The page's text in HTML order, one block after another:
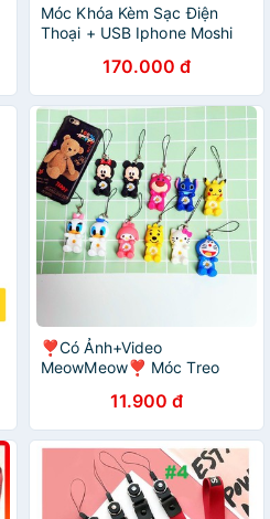
Móc Khóa Kèm Sạc Điện
Thoại + USB Iphone Moshi
Xanh - Moshi Moshi
170.000 đ
❣️Có Ảnh+Video
MeowMeow❣️ Móc Treo
Cute- Giá Đỡ Điện Thoại-
Móc Điện Thoại
11.900 đ